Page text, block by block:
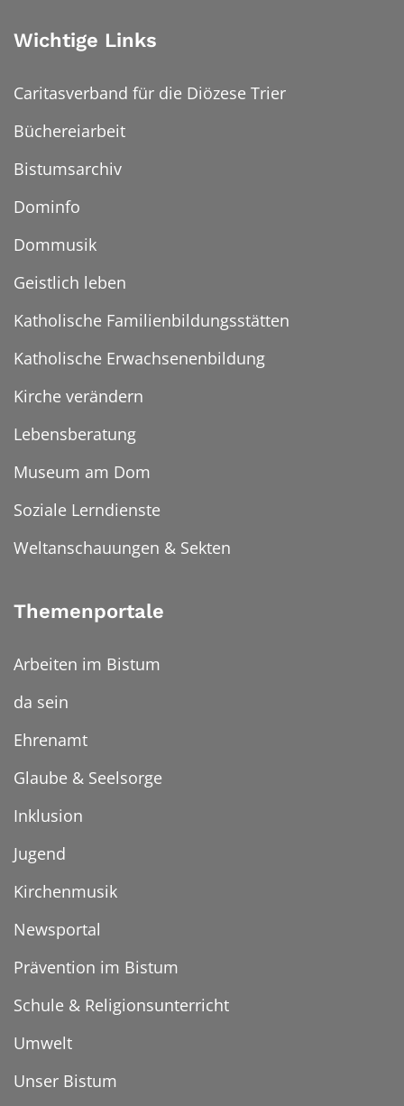
Wichtige Links
Caritasverband für die Diözese Trier
Büchereiarbeit
Bistumsarchiv
Dominfo
Dommusik
Geistlich leben
Katholische Familienbildungsstätten
Katholische Erwachsenenbildung
Kirche verändern
Lebensberatung
Museum am Dom
Soziale Lerndienste
Weltanschauungen & Sekten
Themenportale
Arbeiten im Bistum
da sein
Ehrenamt
Glaube & Seelsorge
Inklusion
Jugend
Kirchenmusik
Newsportal
Prävention im Bistum
Schule & Religionsunterricht
Umwelt
Unser Bistum